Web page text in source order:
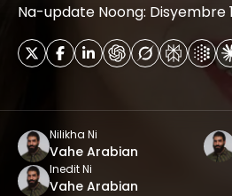
Na-update Noong: Disyembre
Nilikha Ni
Vahe Arabian
Inedit Ni
Vahe Arabian